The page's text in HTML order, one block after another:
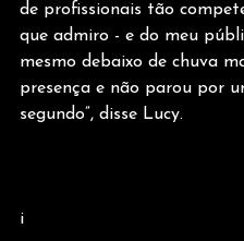
de profissionais tão
que admiro - e do meu
mesmo debaixo de chuva
presença e não parou por
segundo”, disse Lucy.
i